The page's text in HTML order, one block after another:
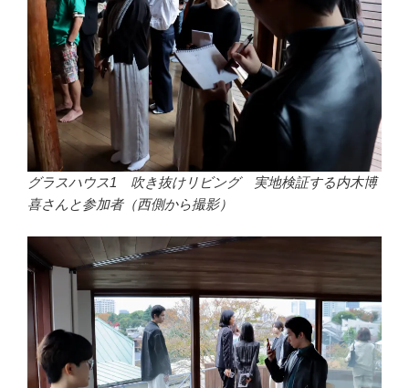
グラスハウス1 吹き抜けリビング 実地検証する内木博
喜さんと参加者（西側から撮影）